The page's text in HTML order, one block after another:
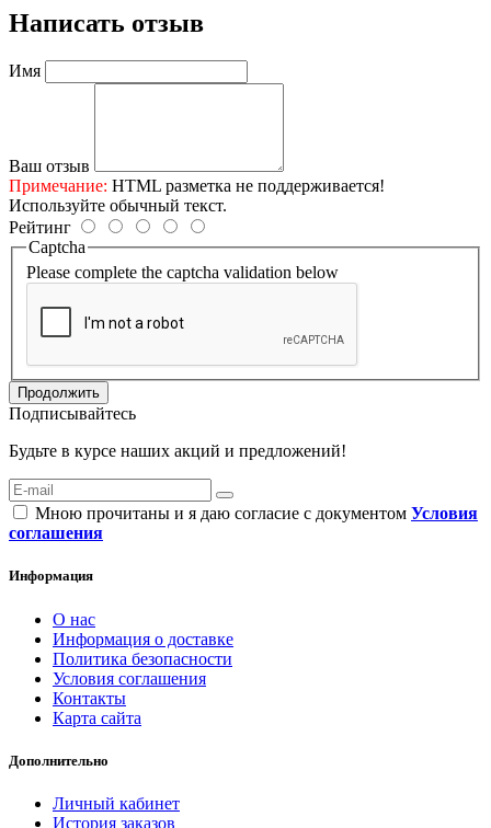
Написать отзыв
Имя
Ваш отзыв
Примечание: HTML разметка не поддерживается!
Используйте обычный текст.
Рейтинг
Captcha
Please complete the captcha validation below
Продолжить
Подписывайтесь
Будьте в курсе наших акций и предложений!
Мною прочитаны и я даю согласие с документом Условия
соглашения
Информация
О нас
Информация о доставке
Политика безопасности
Условия соглашения
Контакты
Карта сайта
Дополнительно
Личный кабинет
История заказов